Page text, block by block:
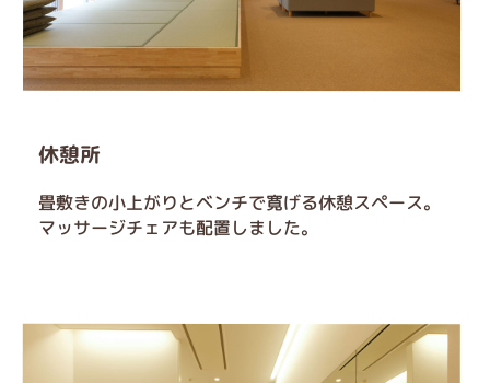
休憩所
畳敷きの小上がりとベンチで寛げる休憩スペース。
マッサージチェアも配置しました。